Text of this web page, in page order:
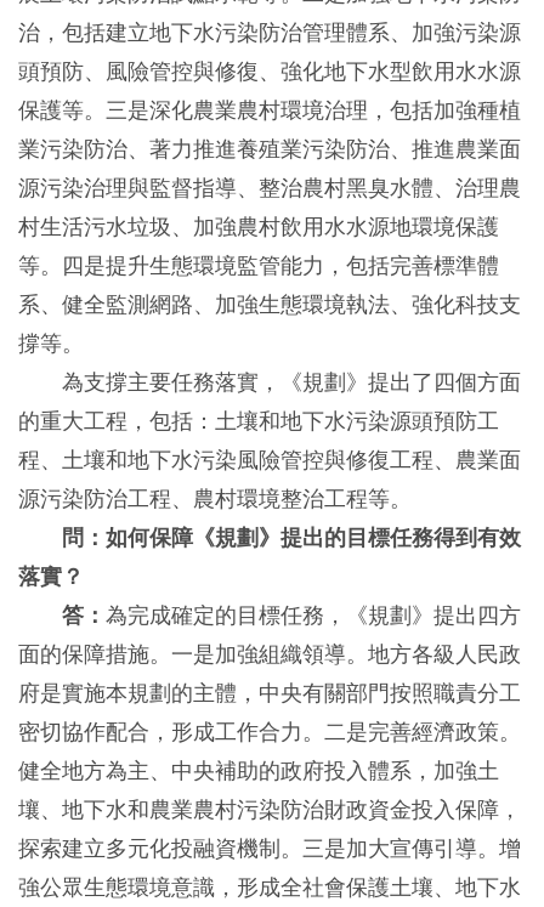
治，包括建立地下水污染防治管理體系、加強污染源
頭預防、風險管控與修復、強化地下水型飲用水水源
保護等。三是深化農業農村環境治理，包括加強種植
業污染防治、著力推進養殖業污染防治、推進農業面
源污染治理與監督指導、整治農村黑臭水體、治理農
村生活污水垃圾、加強農村飲用水水源地環境保護
等。四是提升生態環境監管能力，包括完善標準體
系、健全監測網路、加強生態環境執法、強化科技支
撐等。
為支撐主要任務落實，《規劃》提出了四個方面
的重大工程，包括：土壤和地下水污染源頭預防工
程、土壤和地下水污染風險管控與修復工程、農業面
源污染防治工程、農村環境整治工程等。
問：如何保障《規劃》提出的目標任務得到有效
落實？
答： 為完成確定的目標任務，《規劃》提出四方
面的保障措施。一是加強組織領導。地方各級人民政
府是實施本規劃的主體，中央有關部門按照職責分工
密切協作配合，形成工作合力。二是完善經濟政策。
健全地方為主、中央補助的政府投入體系，加強土
壤、地下水和農業農村污染防治財政資金投入保障，
探索建立多元化投融資機制。三是加大宣傳引導。增
強公眾生態環境意識，形成全社會保護土壤、地下水